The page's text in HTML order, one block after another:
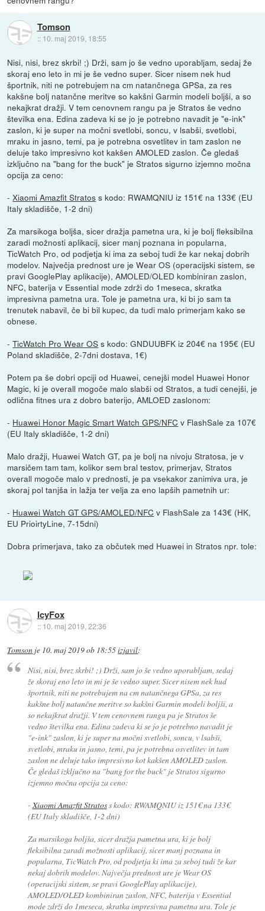
Tomson
:: 10. maj 2019, 18:55
Nisi, nisi, brez skrbi! ;) Drži, sam jo še vedno uporabljam, sedaj že
skoraj eno leto in mi je še vedno super. Sicer nisem nek hud
športnik, niti ne potrebujem na cm natančnega GPSa, za res
kakšne bolj natančne meritve so kakšni Garmin modeli boljši, a so
nekajkrat dražji. V tem cenovnem rangu pa je Stratos še vedno
številka ena. Edina zadeva ki se jo je potrebno navadit je "e-ink"
zaslon, ki je super na močni svetlobi, soncu, v lsabši, svetlobi,
mraku in jasno, temi, pa je potrebna osvetlitev in tam zaslon ne
deluje tako impresivno kot kakšen AMOLED zaslon. Če gledaš
izključno na "bang for the buck" je Stratos sigurno izjemno močna
opcija za ceno:
-Xiaomi Amazfit Stratos s kodo: RWAMQNIU iz 151€ na 133€ (EU
Italy skladišče, 1-2 dni)
Za marsikoga boljša, sicer dražja pametna ura, ki je bolj fleksibilna
zaradi možnosti aplikacij, sicer manj poznana in popularna,
TicWatch Pro, od podjetja ki ima za seboj tudi že kar nekaj dobrih
modelov. Največja prednost ure je Wear OS (operacijski sistem, se
pravi GooglePlay aplikacije), AMOLED/OLED kombiniran zaslon,
NFC, baterija v Essential mode zdrži do 1meseca, skratka
impresivna pametna ura. Tole je pametna ura, ki bi jo sam ta
trenutek nabavil, če bi bil kupec, da tudi malo primerjam kako se
obnese.
-TicWatch Pro Wear OS s kodo: GNDUUBFK iz 204€ na 195€ (EU
Poland skladišče, 2-7dni dostava, 1€)
Potem pa še dobri opciji od Huawei, cenejši model Huawei Honor
Magic, ki je overall mogoče malo slabši od Stratos, a tudi cenejši, je
odlična fitnes ura z dobro baterijo, AMLOED zaslonom:
- Huawei Honor Magic Smart Watch GPS/NFC v FlashSale za 107€
(EU Italy skladišče, 1-2 dni)
Malo dražji, Huawei Watch GT, pa je bolj na nivoju Stratosa, je v
marsičem tam tam, kolikor sem bral testov, primerjav, Stratos
overall mogoče malo v prednosti, je pa vsekakor zanimiva ura, je
skoraj pol tanjša in lažja ter velja za eno lapših pametnih ur:
- Huawei Watch GT GPS/AMOLED/NFC v FlashSale za 143€ (HK,
EU PrioirtyLine, 7-15dni)
Dobra primerjava, tako za občutek med Huawei in Stratos npr. tole:
IcyFox
:: 10. maj 2019, 22:36
Tomson je 10. maj 2019 ob 18:55izjavil:
Nisi, nisi, brez skrbi! ;) Drži, sam jo še vedno uporabljam, sedaj
že skoraj eno leto in mi je še vedno super. Sicer nisem nek hud
športnik, niti ne potrebujem na cm natančnega GPSa, za res
kakšne bolj natančne meritve so kakšni Garmin modeli boljši, a
so nekajkrat dražji. V tem cenovnem rangu pa je Stratos še
vedno številka ena. Edina zadeva ki se jo je potrebno navadit je
"e-ink" zaslon, ki je super na močni svetlobi, soncu, v lsabši,
svetlobi, mraku in jasno, temi, pa je potrebna osvetlitev in tam
zaslon ne deluje tako impresivno kot kakšen AMOLED zaslon.
Če gledaš izključno na "bang for the buck" je Stratos sigurno
izjemno močna opcija za ceno:
- Xiaomi Amazfit Stratoss kodo: RWAMQNIU iz 151€ na 133€
(EU Italy skladišče, 1-2 dni)
Za marsikoga boljša, sicer dražja pametna ura, ki je bolj
fleksibilna zaradi možnosti aplikacij, sicer manj poznana in
popularna, TicWatch Pro, od podjetja ki ima za seboj tudi že kar
nekaj dobrih modelov. Največja prednost ure je Wear OS
(operacijski sistem, se pravi GooglePlay aplikacije),
AMOLED/OLED kombiniran zaslon, NFC, baterija v Essential
mode zdrži do 1meseca, skratka impresivna pametna ura. Tole je